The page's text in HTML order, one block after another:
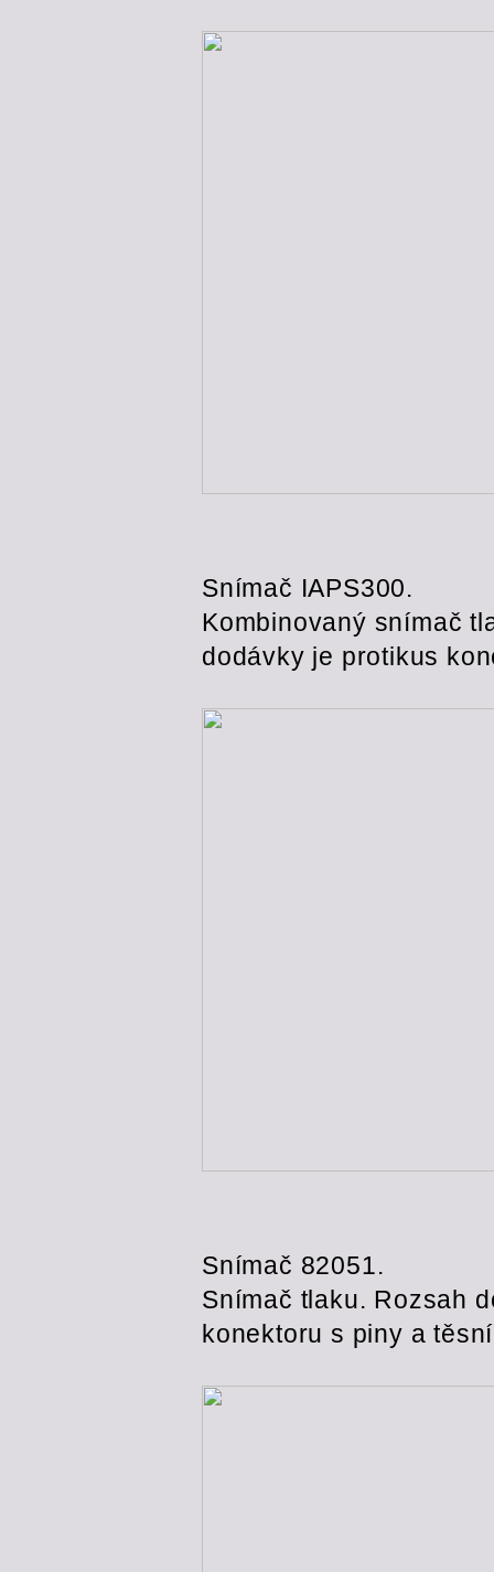
Snímač IAPS300.
Kombinovaný snímač
dodávky je protikus
Snímač 82051.
Snímač tlaku. Rozsah
konektoru s piny a